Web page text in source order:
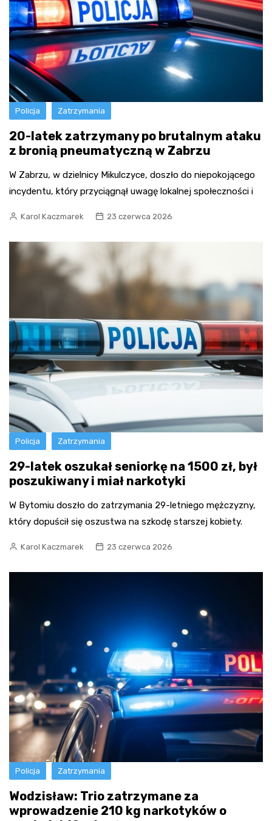
Policja Zatrzymania
20-latek zatrzymany po brutalnym ataku
z bronią pneumatyczną w Zabrzu
W Zabrzu, w dzielnicy Mikulczyce, doszło do niepokojącego
incydentu, który przyciągnął uwagę lokalnej społeczności i
Karol Kaczmarek 23 czerwca 2026
Policja Zatrzymania
29-latek oszukał seniorkę na 1500 zł, był
poszukiwany i miał narkotyki
W Bytomiu doszło do zatrzymania 29-letniego mężczyzny,
który dopuścił się oszustwa na szkodę starszej kobiety.
Karol Kaczmarek 23 czerwca 2026
Policja Zatrzymania
Wodzisław: Trio zatrzymane za
wprowadzenie 210 kg narkotyków o